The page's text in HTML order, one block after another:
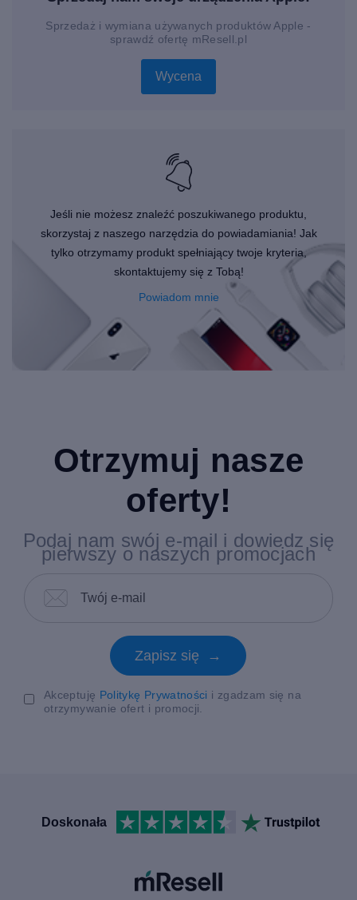
kilkadziesiąt różnych form treningu, więc na pewno znajdziesz
Możesz uzyskać do tego bardzo łatwy dostęp
Korzystanie ze smartwatcha jest łatwe. Po podłączeniu
zegarka do smartfona zegarek poda Ci instrukcje, co dalej
wykonywać. Funkcje Wi-Fi i Bluetooth inteligentnego zegarka
rozsądnej cenie.
Sprzedaż i wymiana używanych produktów Apple -
sprawdź ofertę mResell.pl
Wycena
Jeśli nie możesz znaleźć poszukiwanego produktu,
skorzystaj z naszego narzędzia do powiadamiania! Jak
tylko otrzymamy produkt spełniający twoje kryteria,
skontaktujemy się z Tobą!
Powiadom mnie
Otrzymuj nasze
oferty!
Podaj nam swój e-mail i dowiedz się
pierwszy o naszych promocjach
Zapisz się →
Akceptuję Politykę Prywatności i zgadzam się na
otrzymywanie ofert i promocji.
Doskonała